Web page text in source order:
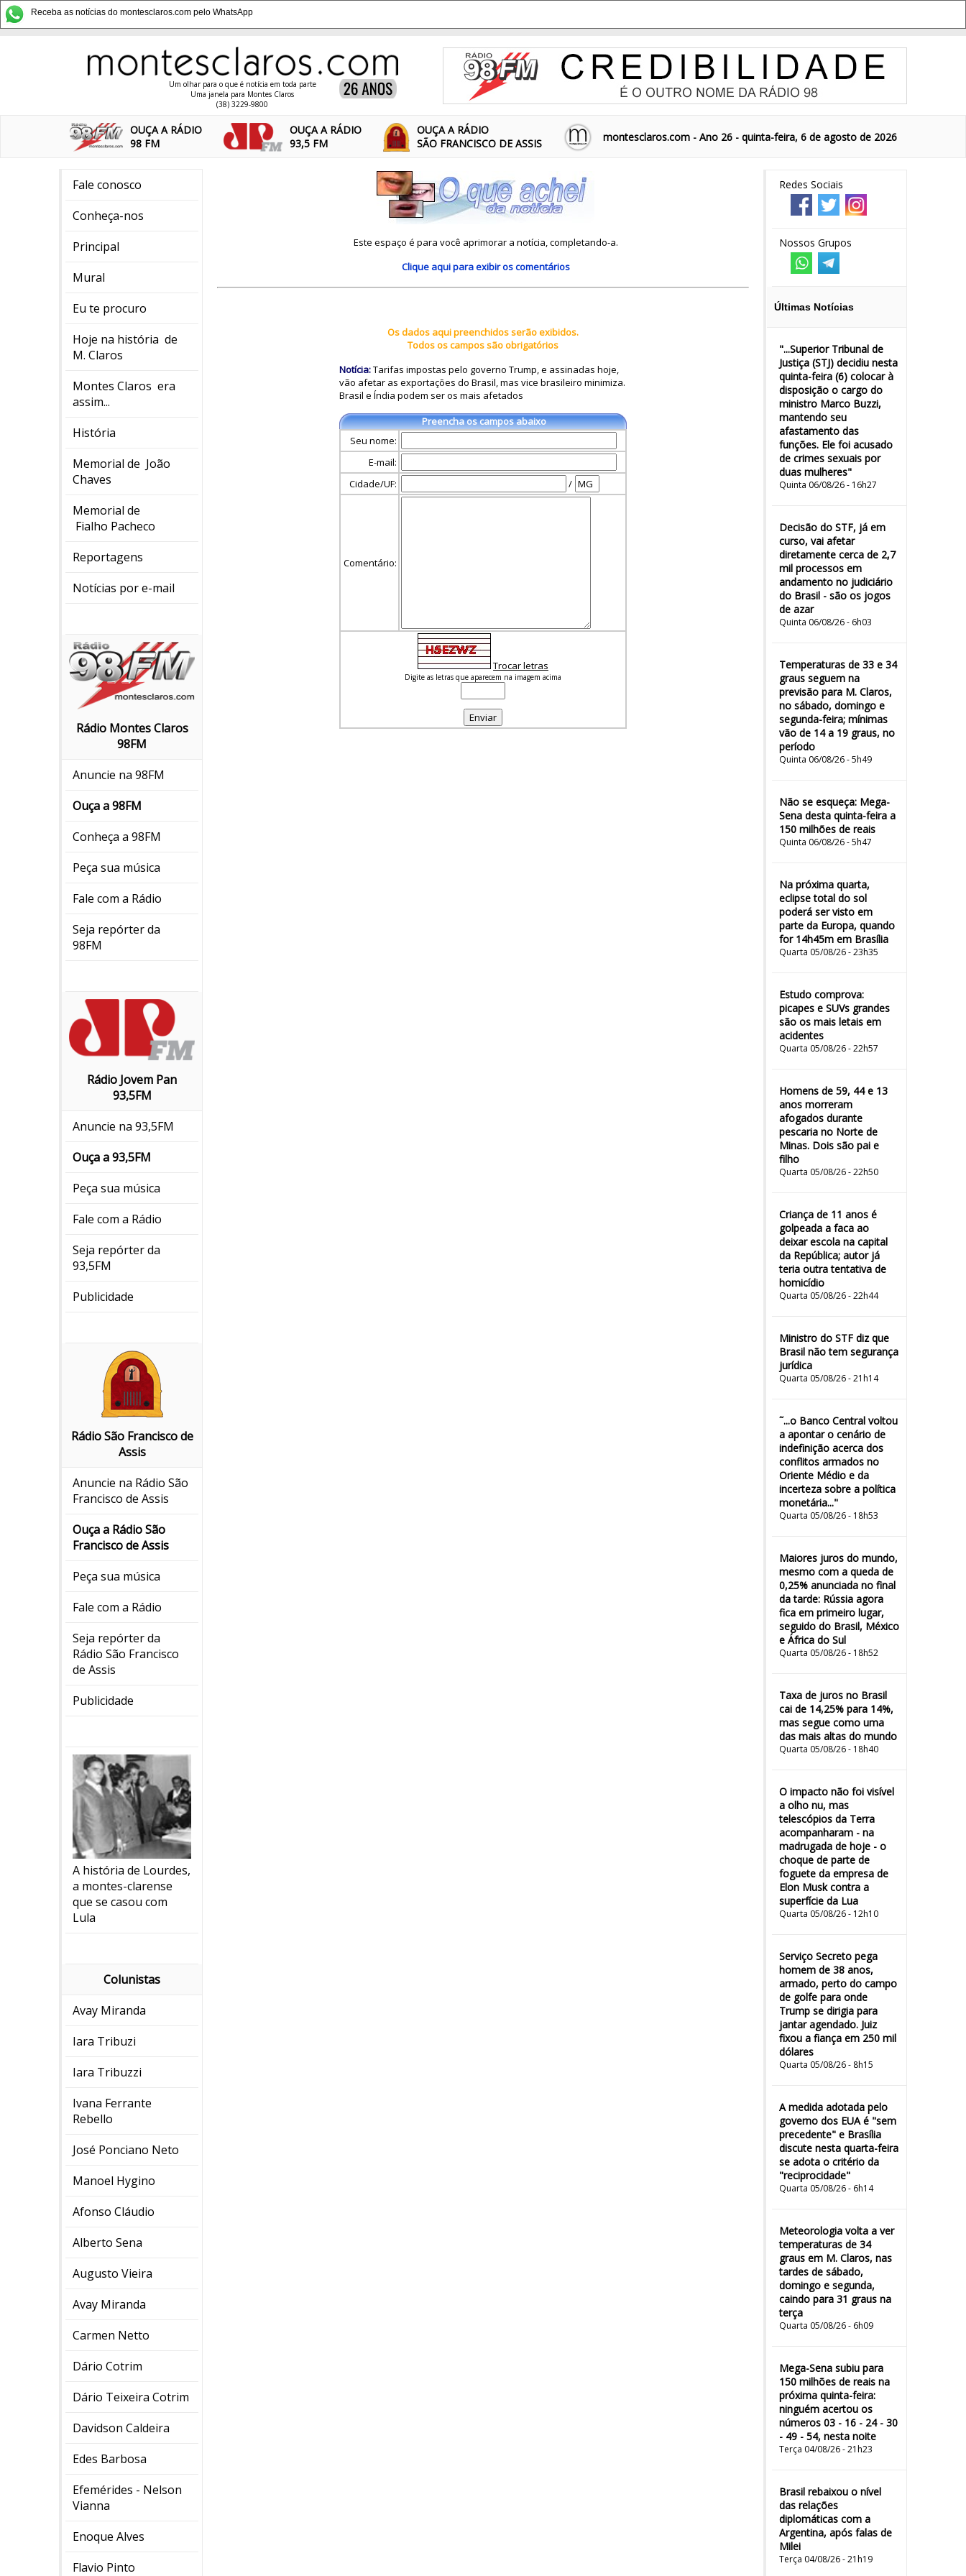
Receba as notícias do montesclaros.com pelo WhatsApp
Um olhar para o que é notícia em toda parte
Uma janela para Montes Claros
(38) 3229-9800
OUÇA A RÁDIO
98 FM
OUÇA A RÁDIO
93,5 FM
OUÇA A RÁDIO
SÃO FRANCISCO DE ASSIS
montesclaros.com - Ano 26 - quinta-feira, 6 de agosto de 2026
Fale conosco
Conheça-nos
Principal
Mural
Eu te procuro
Hoje na história de
M. Claros
Montes Claros era
assim...
História
Memorial de João
Chaves
Memorial de
Fialho Pacheco
Reportagens
Notícias por e-mail
Rádio Montes Claros
98FM
Anuncie na 98FM
Ouça a 98FM
Conheça a 98FM
Peça sua música
Fale com a Rádio
Seja repórter da
98FM
Rádio Jovem Pan
93,5FM
Anuncie na 93,5FM
Ouça a 93,5FM
Peça sua música
Fale com a Rádio
Seja repórter da
93,5FM
Publicidade
Rádio São Francisco de
Assis
Anuncie na Rádio São
Francisco de Assis
Ouça a Rádio São
Francisco de Assis
Peça sua música
Fale com a Rádio
Seja repórter da
Rádio São Francisco
de Assis
Publicidade
A história de Lourdes,
a montes-clarense
que se casou com
Lula
Colunistas
Avay Miranda
Iara Tribuzi
Iara Tribuzzi
Ivana Ferrante
Rebello
José Ponciano Neto
Manoel Hygino
Afonso Cláudio
Alberto Sena
Augusto Vieira
Avay Miranda
Carmen Netto
Dário Cotrim
Dário Teixeira Cotrim
Davidson Caldeira
Edes Barbosa
Efemérides - Nelson
Vianna
Enoque Alves
Flavio Pinto
Redes Sociais
Nossos Grupos
Últimas Notícias
"...Superior Tribunal de
Justiça (STJ) decidiu nesta
quinta-feira (6) colocar à
disposição o cargo do
ministro Marco Buzzi,
mantendo seu
afastamento das
funções. Ele foi acusado
de crimes sexuais por
duas mulheres"
Quinta 06/08/26 - 16h27
Decisão do STF, já em
curso, vai afetar
diretamente cerca de 2,7
mil processos em
andamento no judiciário
do Brasil - são os jogos
de azar
Quinta 06/08/26 - 6h03
Temperaturas de 33 e 34
graus seguem na
previsão para M. Claros,
no sábado, domingo e
segunda-feira; mínimas
vão de 14 a 19 graus, no
período
Quinta 06/08/26 - 5h49
Não se esqueça: Mega-
Sena desta quinta-feira a
150 milhões de reais
Quinta 06/08/26 - 5h47
Na próxima quarta,
eclipse total do sol
poderá ser visto em
parte da Europa, quando
for 14h45m em Brasília
Quarta 05/08/26 - 23h35
Estudo comprova:
picapes e SUVs grandes
são os mais letais em
acidentes
Quarta 05/08/26 - 22h57
Homens de 59, 44 e 13
anos morreram
afogados durante
pescaria no Norte de
Minas. Dois são pai e
filho
Quarta 05/08/26 - 22h50
Criança de 11 anos é
golpeada a faca ao
deixar escola na capital
da República; autor já
teria outra tentativa de
homicídio
Quarta 05/08/26 - 22h44
Ministro do STF diz que
Brasil não tem segurança
jurídica
Quarta 05/08/26 - 21h14
˜...o Banco Central voltou
a apontar o cenário de
indefinição acerca dos
conflitos armados no
Oriente Médio e da
incerteza sobre a política
monetária..."
Quarta 05/08/26 - 18h53
Maiores juros do mundo,
mesmo com a queda de
0,25% anunciada no final
da tarde: Rússia agora
fica em primeiro lugar,
seguido do Brasil, México
e África do Sul
Quarta 05/08/26 - 18h52
Taxa de juros no Brasil
cai de 14,25% para 14%,
mas segue como uma
das mais altas do mundo
Quarta 05/08/26 - 18h40
O impacto não foi visível
a olho nu, mas
telescópios da Terra
acompanharam - na
madrugada de hoje - o
choque de parte de
foguete da empresa de
Elon Musk contra a
superfície da Lua
Quarta 05/08/26 - 12h10
Serviço Secreto pega
homem de 38 anos,
armado, perto do campo
de golfe para onde
Trump se dirigia para
jantar agendado. Juiz
fixou a fiança em 250 mil
dólares
Quarta 05/08/26 - 8h15
A medida adotada pelo
governo dos EUA é "sem
precedente" e Brasília
discute nesta quarta-feira
se adota o critério da
"reciprocidade"
Quarta 05/08/26 - 6h14
Meteorologia volta a ver
temperaturas de 34
graus em M. Claros, nas
tardes de sábado,
domingo e segunda,
caindo para 31 graus na
terça
Quarta 05/08/26 - 6h09
Mega-Sena subiu para
150 milhões de reais na
próxima quinta-feira:
ninguém acertou os
números 03 - 16 - 24 - 30
- 49 - 54, nesta noite
Terça 04/08/26 - 21h23
Brasil rebaixou o nível
das relações
diplomáticas com a
Argentina, após falas de
Milei
Terça 04/08/26 - 21h19
Este espaço é para você aprimorar a notícia, completando-a.
Clique aquipara exibir os comentários
Os dados aqui preenchidos serão exibidos.
Todos os campos são obrigatórios
Notícia:Tarifas impostas pelo governo Trump, e assinadas hoje,
vão afetar as exportações do Brasil, mas vice brasileiro minimiza.
Brasil e Índia podem ser os mais afetados
Preencha os campos abaixo
Seu nome:
E-mail:
Cidade/UF:
/
Comentário:
Trocar letras
Digite as letras que aparecem na imagem acima